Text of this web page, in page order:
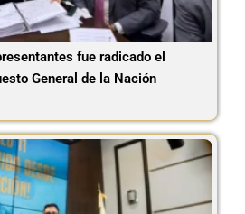
fue radicado el
General de la Nación